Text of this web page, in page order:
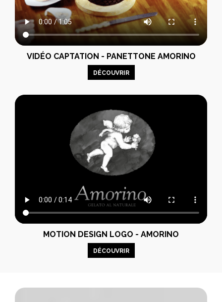
VIDÉO CAPTATION - PANETTONE AMORINO
DÉCOUVRIR
MOTION DESIGN LOGO - AMORINO
DÉCOUVRIR